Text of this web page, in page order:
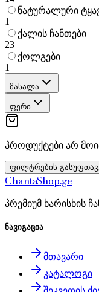
ნატურალური
1
ქალის ჩანთები
23
ქოლგები
1
მასალა
ფერი
პროდუქტები არ
ფილტრების
ChantaShop.ge
პრემიუმ ხარისხის
ნავიგაცია
მთავარი
კატალოგი